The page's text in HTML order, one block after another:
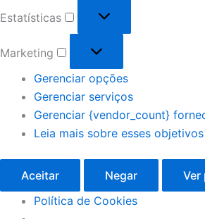
Estatísticas
Marketing
Gerenciar opções
Gerenciar serviços
Gerenciar {vendor_count}
Leia mais sobre esses objetivos
Aceitar Negar Ver
Política de Cookies